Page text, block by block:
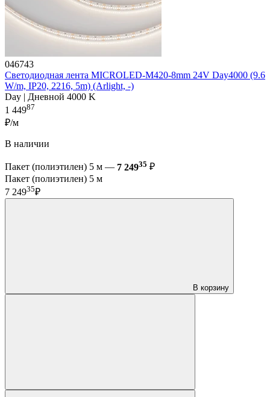
046743
Светодиодная лента MICROLED-M420-8mm 24V Day4000 (9.6
W/m, IP20, 2216, 5m) (Arlight, -)
Day | Дневной 4000 K
1 44987
₽/м
В наличии
Пакет (полиэтилен) 5 м — 7 24935 ₽
Пакет (полиэтилен) 5 м
7 24935₽
В корзину